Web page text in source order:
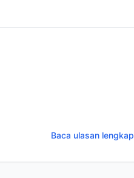
Baca ulasan lengkap